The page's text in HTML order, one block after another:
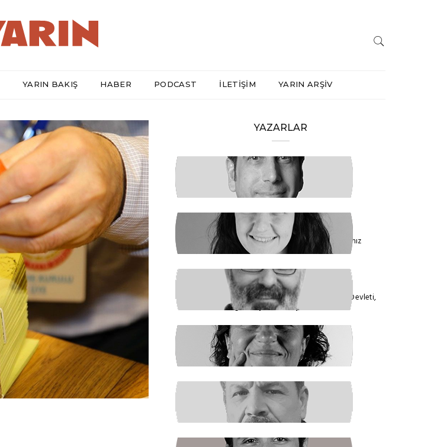
YARIN BAKIŞ HABER PODCAST İLETİŞİM YARIN ARŞİV
YAZARLAR
HAKAN ÖZTÜRK
Barışa Başlamalıyız
FİDAN ATASELİM
Paketinizle 6284’e Dokunamayacaksınız
VEYSEL AKTAŞ
Faşizmin Yeniden Biçimlenmesi. Kriz Devleti,
Hegemonya ve Türkiye
GÜLSÜM KAV
Şiddetin İlacı, Barışa Kavuşmaktır
RAŞİT ŞAHİN
Boş Koltukta Kim Oturuyordu?